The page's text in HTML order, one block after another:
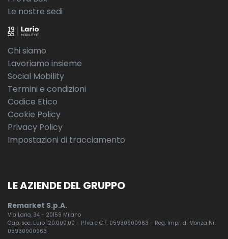
Le nostre sedi
Chi siamo
Lavoriamo insieme
Social Mobility
Termini e condizioni
Codice Etico
Cookie Policy
Privacy Policy
Impostazioni di tracciamento
LE AZIENDE DEL GRUPPO
Remarket S.p.A.
Via Lario, 34 - 20159 Milano
Cap. soc. Euro 120.000,00 - P.Iva e C.F. 05930900963 - Reg. Impr. di Monza Nr.
05930900963